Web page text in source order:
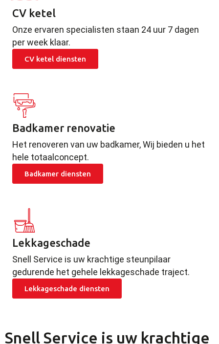
CV ketel
Onze ervaren specialisten staan 24 uur 7 dagen
per week klaar.
CV ketel diensten
Badkamer renovatie
Het renoveren van uw badkamer, Wij bieden u het
hele totaalconcept.
Badkamer diensten
Lekkageschade
Snell Service is uw krachtige steunpilaar
gedurende het gehele lekkageschade traject.
Lekkageschade diensten
Snell Service is uw krachtige